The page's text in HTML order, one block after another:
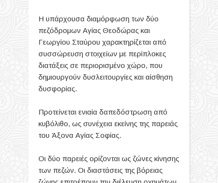
Η υπάρχουσα διαμόρφωση των δύο
πεζόδρομων Αγίας Θεοδώρας και
Γεωργίου Σταύρου χαρακτηρίζεται από
συσσώρευση στοιχείων με περίπλοκες
διατάξεις σε περιορισμένο χώρο, που
δημιουργούν δυσλειτουργίες και αίσθηση
δυσφορίας.
Προτείνεται ενιαία δαπεδόστρωση από
κυβόλιθο, ως συνέχεια εκείνης της παρειάς
του Άξονα Αγίας Σοφίας.
Οι δύο παρειές ορίζονται ως ζώνες κίνησης
των πεζών. Οι διαστάσεις της βόρειας